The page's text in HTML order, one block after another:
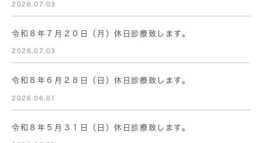
2026.07.03
令和８年７月２０日（月）休日診療致します。
2026.07.03
令和８年６月２８日（日）休日診療致します。
2026.06.01
令和８年５月３１日（日）休日診療致します。